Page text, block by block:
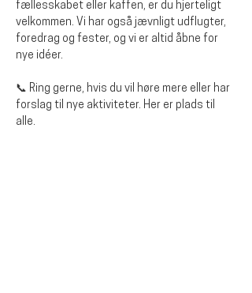
fællesskabet eller kaffen, er du hjerteligt
velkommen. Vi har også jævnligt udflugter,
foredrag og fester, og vi er altid åbne for
nye idéer.
📞 Ring gerne, hvis du vil høre mere eller har
forslag til nye aktiviteter. Her er plads til
alle.